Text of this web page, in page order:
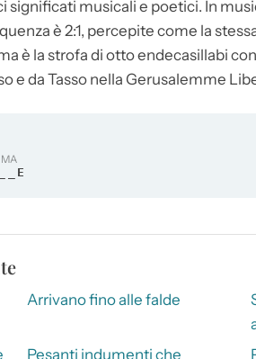
significati musicali e poetici. In
è 2:1, percepite come la
è la strofa di otto endecasillabi
e da Tasso nella Gerusalemme
Arrivano fino alle falde
Pesanti indumenti che